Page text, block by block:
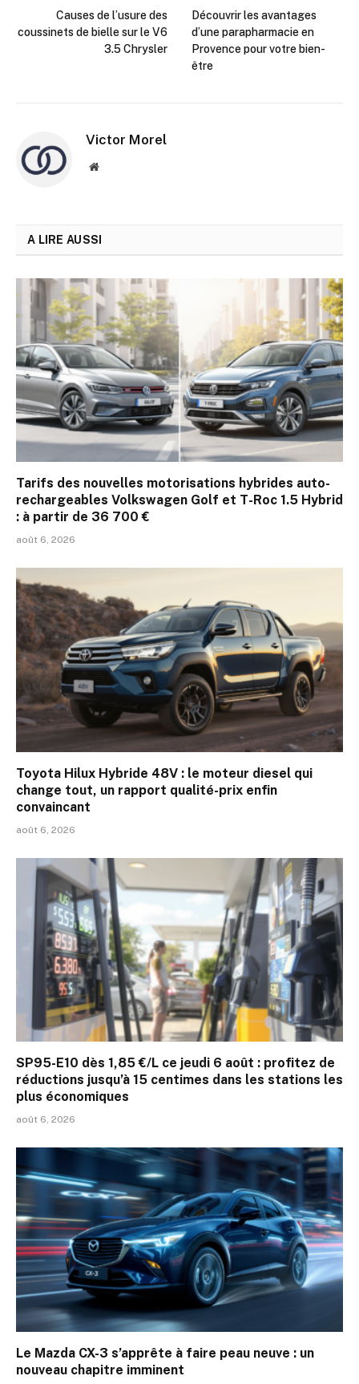
Causes de l’usure des
coussinets de bielle sur le V6
3.5 Chrysler
Découvrir les avantages
d’une parapharmacie en
Provence pour votre bien-
être
Victor Morel
Site
A LIRE AUSSI
Tarifs des nouvelles motorisations hybrides auto-
rechargeables Volkswagen Golf et T-Roc 1.5 Hybrid
: à partir de 36 700 €
août 6, 2026
Toyota Hilux Hybride 48V : le moteur diesel qui
change tout, un rapport qualité-prix enfin
convaincant
août 6, 2026
SP95-E10 dès 1,85 €/L ce jeudi 6 août : profitez de
réductions jusqu’à 15 centimes dans les stations les
plus économiques
août 6, 2026
Le Mazda CX-3 s’apprête à faire peau neuve : un
nouveau chapitre imminent